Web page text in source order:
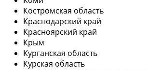
Костромская область
Краснодарский край
Красноярский край
Крым
Курганская область
Курская область